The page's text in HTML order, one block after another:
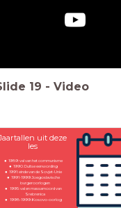
19 - Video
uit deze
les
1989: val van het communisme
1990: Duitse eenwording
1991: einde van de Sovjet-Unie
1991-1999: Joegoslavische
burgeroorlogen
1995: val en massamoord van
Srebrenica
1998-1999: Kosovo-oorlog